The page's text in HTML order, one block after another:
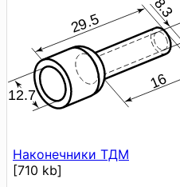
Наконечники ТДМ
[710 kb]